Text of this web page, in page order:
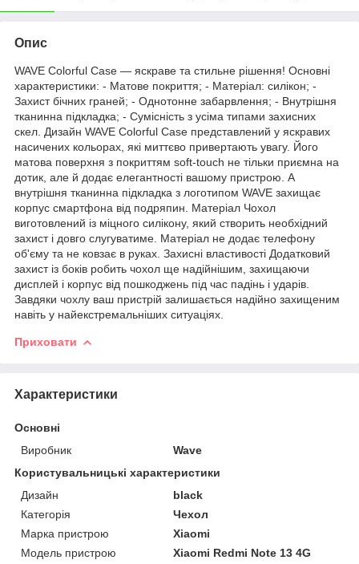
Опис
WAVE Colorful Case — яскраве та стильне рішення! Основні
характеристики: - Матове покриття; - Матеріал: силікон; -
Захист бічних граней; - Однотонне забарвлення; - Внутрішня
тканинна підкладка; - Сумісність з усіма типами захисних
скел. Дизайн WAVE Colorful Case представлений у яскравих
насичених кольорах, які миттєво привертають увагу. Його
матова поверхня з покриттям soft-touch не тільки приємна на
дотик, але й додає елегантності вашому пристрою. А
внутрішня тканинна підкладка з логотипом WAVE захищає
корпус смартфона від подряпин. Матеріал Чохол
виготовлений із міцного силікону, який створить необхідний
захист і довго слугуватиме. Матеріал не додає телефону
об'єму та не ковзає в руках. Захисні властивості Додатковий
захист із боків робить чохол ще надійнішим, захищаючи
дисплей і корпус від пошкоджень під час падінь і ударів.
Завдяки чохлу ваш пристрій залишається надійно захищеним
навіть у найекстремальніших ситуаціях.
Приховати
Характеристики
Основні
Виробник
Wave
Користувальницькі характеристики
Дизайн
black
Категорія
Чехол
Марка пристрою
Xiaomi
Модель пристрою
Xiaomi Redmi Note 13 4G